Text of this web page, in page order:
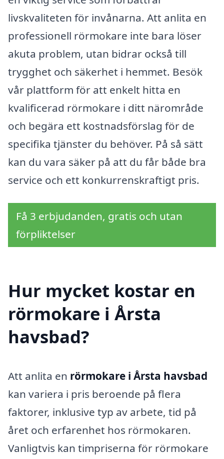
livskvaliteten för invånarna. Att anlita en
professionell rörmokare inte bara löser
akuta problem, utan bidrar också till
trygghet och säkerhet i hemmet. Besök
vår plattform för att enkelt hitta en
kvalificerad rörmokare i ditt närområde
och begära ett kostnadsförslag för de
specifika tjänster du behöver. På så sätt
kan du vara säker på att du får både bra
service och ett konkurrenskraftigt pris.
Få 3 erbjudanden, gratis och utan
förpliktelser
Hur mycket kostar en
rörmokare i Årsta
havsbad?
Att anlita en rörmokare i Årsta havsbad
kan variera i pris beroende på flera
faktorer, inklusive typ av arbete, tid på
året och erfarenhet hos rörmokaren.
Vanligtvis kan timpriserna för rörmokare